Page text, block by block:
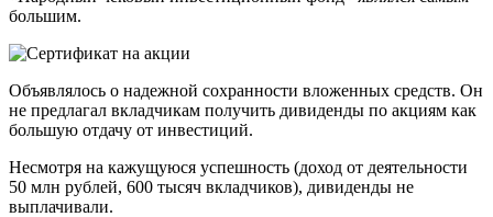
большим.
Объявлялось о надежной сохранности вложенных средств. Он
не предлагал вкладчикам получить дивиденды по акциям как
большую отдачу от инвестиций.
Несмотря на кажущуюся успешность (доход от деятельности
50 млн рублей, 600 тысяч вкладчиков), дивиденды не
выплачивали.